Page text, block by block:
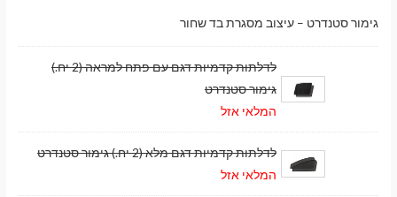
גימור סטנדרט – עיצוב מסגרת בד שחור
לדלתות קדמיות דגם עם פתח למראה (2 יח.)
גימור סטנדרט
המלאי אזל
לדלתות קדמיות דגם מלא (2 יח.) גימור סטנדרט
המלאי אזל